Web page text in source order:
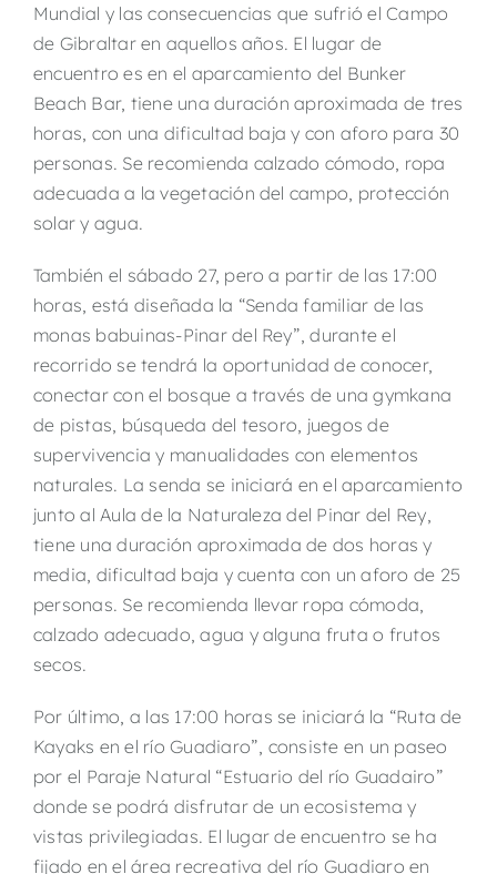
Mundial y las consecuencias que sufrió el Campo
de Gibraltar en aquellos años. El lugar de
encuentro es en el aparcamiento del Bunker
Beach Bar, tiene una duración aproximada de tres
horas, con una dificultad baja y con aforo para 30
personas. Se recomienda calzado cómodo, ropa
adecuada a la vegetación del campo, protección
solar y agua.
También el sábado 27, pero a partir de las 17:00
horas, está diseñada la “Senda familiar de las
monas babuinas-Pinar del Rey”, durante el
recorrido se tendrá la oportunidad de conocer,
conectar con el bosque a través de una gymkana
de pistas, búsqueda del tesoro, juegos de
supervivencia y manualidades con elementos
naturales. La senda se iniciará en el aparcamiento
junto al Aula de la Naturaleza del Pinar del Rey,
tiene una duración aproximada de dos horas y
media, dificultad baja y cuenta con un aforo de 25
personas. Se recomienda llevar ropa cómoda,
calzado adecuado, agua y alguna fruta o frutos
secos.
Por último, a las 17:00 horas se iniciará la “Ruta de
Kayaks en el río Guadiaro”, consiste en un paseo
por el Paraje Natural “Estuario del río Guadairo”
donde se podrá disfrutar de un ecosistema y
vistas privilegiadas. El lugar de encuentro se ha
fijado en el área recreativa del río Guadiaro en